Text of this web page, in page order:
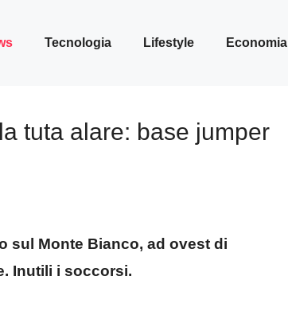
Tecnologia Lifestyle Economia
tuta alare: base jumper
sul Monte Bianco, ad ovest di
Inutili i soccorsi.